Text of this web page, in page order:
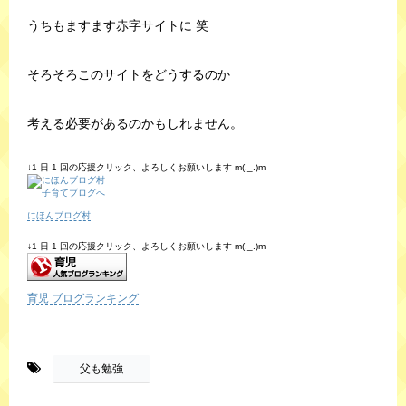
うちもますます赤字サイトに 笑
そろそろこのサイトをどうするのか
考える必要があるのかもしれません。
↓1 日 1 回の応援クリック、よろしくお願いします m(._.)m
にほんブログ村
↓1 日 1 回の応援クリック、よろしくお願いします m(._.)m
育児 ブログランキング
父も勉強